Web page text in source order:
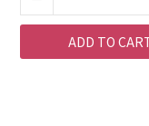
ADD TO